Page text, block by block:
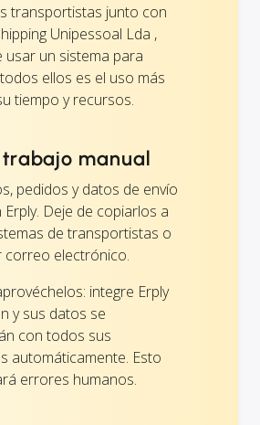
transportistas junto con
Unipessoal Lda ,
usar un sistema para
ellos es el uso más
tiempo y recursos.
manual
pedidos y datos de envío
Deje de copiarlos a
de transportistas o
correo electrónico.
integre Erply
y sus datos se
con todos sus
automáticamente. Esto
errores humanos.